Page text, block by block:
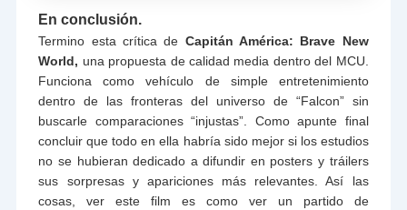
En conclusión.
Termino esta crítica de Capitán América: Brave New
World, una propuesta de calidad media dentro del MCU.
Funciona como vehículo de simple entretenimiento
dentro de las fronteras del universo de “Falcon” sin
buscarle comparaciones “injustas”. Como apunte final
concluir que todo en ella habría sido mejor si los estudios
no se hubieran dedicado a difundir en posters y tráilers
sus sorpresas y apariciones más relevantes. Así las
cosas, ver este film es como ver un partido de